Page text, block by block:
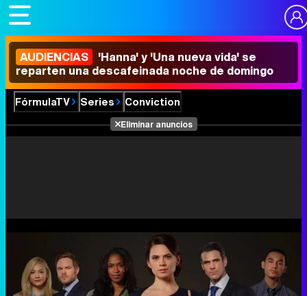
AUDIENCIAS 'Hanna' y 'Una nueva vida' se
reparten una descafeinada noche de domingo
FórmulaTV Series Conviction
Eliminar anuncios